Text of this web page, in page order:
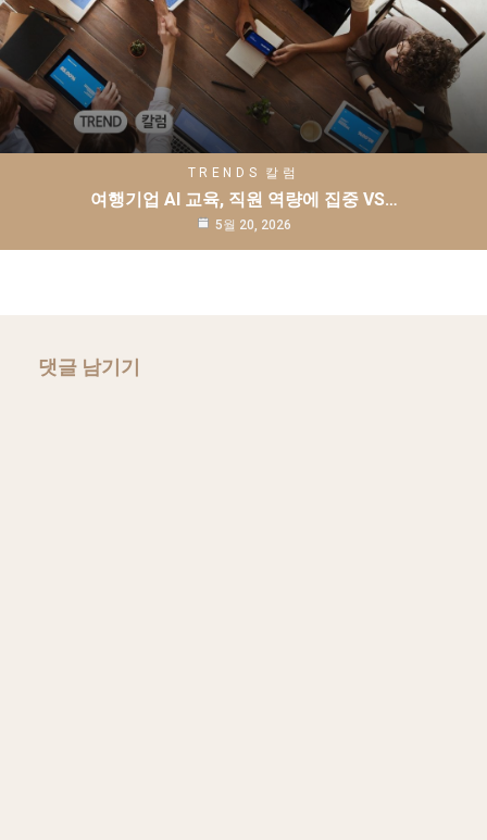
TRENDS 칼럼
여행기업 AI 교육, 직원 역량에 집중 VS…
5월 20, 2026
댓글 남기기